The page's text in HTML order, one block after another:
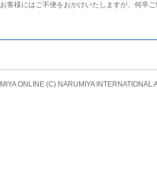
お客様にはご不便をおかけいたしますが、何卒